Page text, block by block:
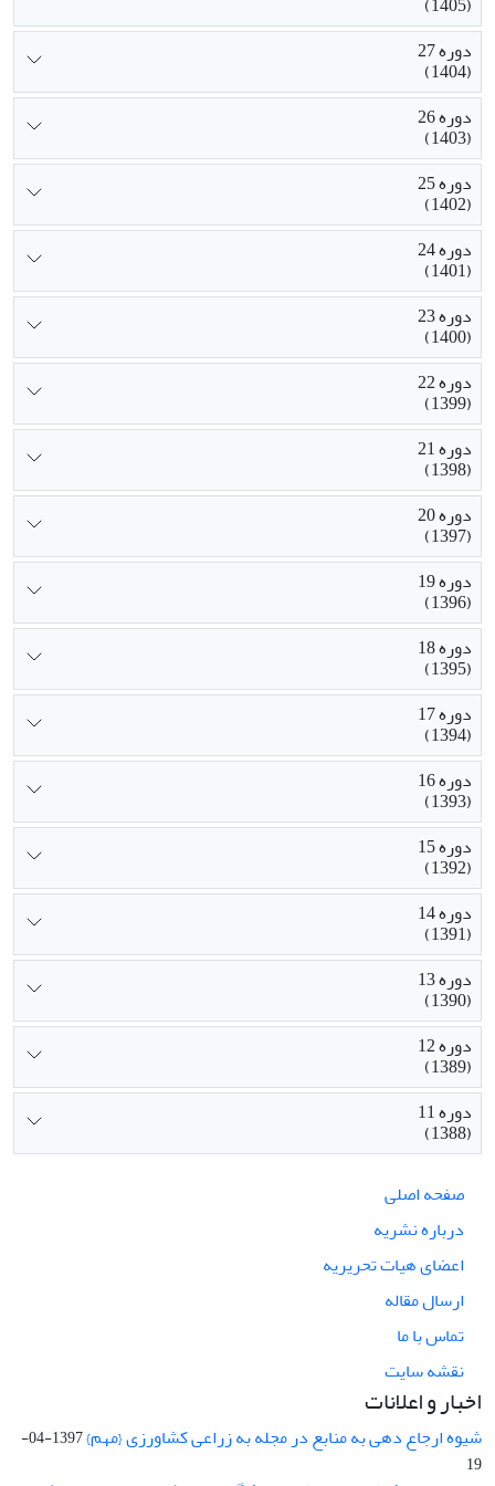
پایداری کینوا در شرایط محدودیت آبی می‌شود. این راهبرد
می‌تواند به‌عنوان گزینه‌ای پایدار و زیست‌سازگار برای بهبود
کارایی مصرف آب و حفظ عملکرد کینوا در مناطق خشک و
نیمه‌خشک کشور مناسب خواهد بود.
دوره 27
(1404)
دوره 26
(1403)
دوره 25
(1402)
دوره 24
(1401)
دوره 23
(1400)
دوره 22
(1399)
دوره 21
(1398)
دوره 20
(1397)
دوره 19
(1396)
دوره 18
(1395)
دوره 17
(1394)
دوره 16
(1393)
دوره 15
(1392)
دوره 14
(1391)
دوره 13
(1390)
دوره 12
(1389)
دوره 11
(1388)
صفحه اصلی
درباره نشریه
اعضای هیات تحریریه
ارسال مقاله
تماس با ما
نقشه سایت
اخبار و اعلانات
شیوه ارجاع دهی به منابع در مجله به زراعی کشاورزی {مهم}
1397-04-
19